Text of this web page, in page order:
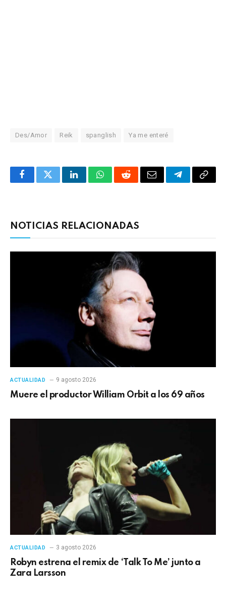
Des/Amor Reik spanglish Ya me enteré
FacebookTwitterLinkedInWhatsAppRedditCorreoTelegrama
NOTICIAS RELACIONADAS
ACTUALIDAD 9 agosto 2026
Muere el productor William Orbit a los 69 años
ACTUALIDAD 3 agosto 2026
Robyn estrena el remix de ‘Talk To Me’ junto a
Zara Larsson